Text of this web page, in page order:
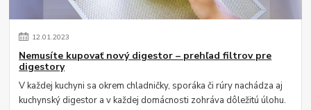
12.01.2023
Nemusíte kupovať nový digestor – prehľad filtrov pre
digestory
V každej kuchyni sa okrem chladničky, sporáka či rúry nachádza aj
kuchynský digestor a v každej domácnosti zohráva dôležitú úlohu.